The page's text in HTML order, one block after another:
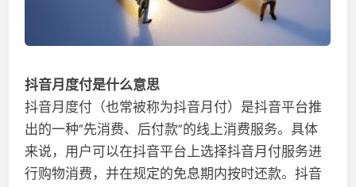
抖音月度付是什么意思
抖音月度付（也常被称为抖音月付）是抖音平台推
出的一种“先消费、后付款”的线上消费服务。具体
来说，用户可以在抖音平台上选择抖音月付服务进
行购物消费，并在规定的免息期内按时还款。抖音